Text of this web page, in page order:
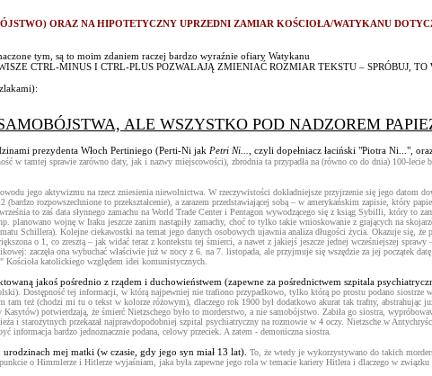
ORAZ NA HIPOTETYCZNY UPRZEDNI ZAMIAR KOŚCIOŁA/WATYKANU
tym, są to moim zdaniem raczej bardzo wyraźnie ofiary Watykanu
CTRL-MINUS I CTRL-PLUS POZWALAJĄ ZMIENIAĆ ROZMIAR TEKSTU – SPRÓBUJ, TO
ALE WSZYSTKO POD NADZOREM
prezydenta Włoch Pertiniego (Perti-Ni jak Petri Ni...
, czyli dopełniacz łaciński "Piotra Ni...",
w tamtej sprawie zarówno daty, jak i nazwy miejscowości), zbrodnia ta przypadła na (równo co do dnia) 100-
jego aktywizmu na rzecz zniesienia niewolnictwa. W rzeczywistości dokładniejsze przyjrzenie się jego datom
rozpowszechnione to przekształcenie), a zarazem przedstawiającej sobą – w amerykańskim zapisie, który
to zaś data słynnego zamachu na World Trade Center i Pentagon wywodzącego się z ksiąg Sybilli, który to
wojnę w Iraku jeszcze zanim nastąpiły zamachy, choć to tylko takie wnioskowanie z grających na
Schillera). Kolejne ciekawostki na temat jego danych osobowych ujawnia analiza długości życia. Okazuje się,
o 1, co zresztą – jak widać teraz z kontekstu tej śmierci, a nawet z jakiejś jeszcze jednej wcześniejszej
zaczęła ona wybuchać właściwie już w nocy z 6. na 7. listopada, ale przyjmuje się wszędzie za jej początek
Kościoła katolickiego względem idei komunistycznych.
jakoś pośrednio z rządem i duchowieństwem (zapewne za pośrednictwem szpitala
Dostępność tej informacji, w którą najpewniej nie trafiono przypadkowo, tylko którą po prostu podano siostrze
tam też (chodzi mi tu o tekst w kolorze różowym), dlaczego rok 1900 był dodatkowo akurat tak trafny, abstrahując
potwierdzają, że śmierć Nietzschego było to morderstwo, a nie samobójstwo. Zabiła go siostra,
i starożytnych przekazał najprawdopodobniej szpital psychiatryczny na rozmowie w 4 oczy. Nietzsche w
bardzo jednoznacznie podana, celowy przeciek. A zatem - demoniczna siostra.
mej matki (w czasie, gdy jego syn miał 13 lat). To, że wtedy je wykorzystywano do takich
o Himmlerze i Hitlerze wyjaśniam, jaka była zapewne jego rola w temacie kariery Hitlera i dlaczego w